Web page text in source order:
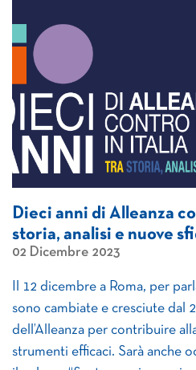
Dieci anni di Alleanza
storia, analisi e nuove
02 Dicembre 2023
Il 12 dicembre a Roma, per
sono cambiate e cresciute dal
dell’Alleanza per contribuire
strumenti efficaci. Sarà anche